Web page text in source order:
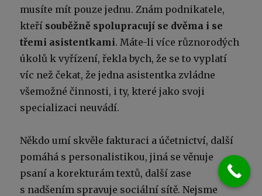
musíte mít pouze jednu. Znám podnikatele,
kteří souběžně spolupracují se dvěma i se
třemi asistentkami. Máte-li více různorodých
úkolů k vyřízení, řekla bych, že se to vyplatí
víc než čekat, že jedna asistentka zvládne
všemožné činnosti, i ty, které jako svoji
specializaci neuvádí.
Někdo umí skvěle fakturaci a účetnictví, další
pomáhá s personalistikou, jiná se věnuje
psaní a korekturám textů, další zase
s nadšením spravuje sociální sítě. Nejsme